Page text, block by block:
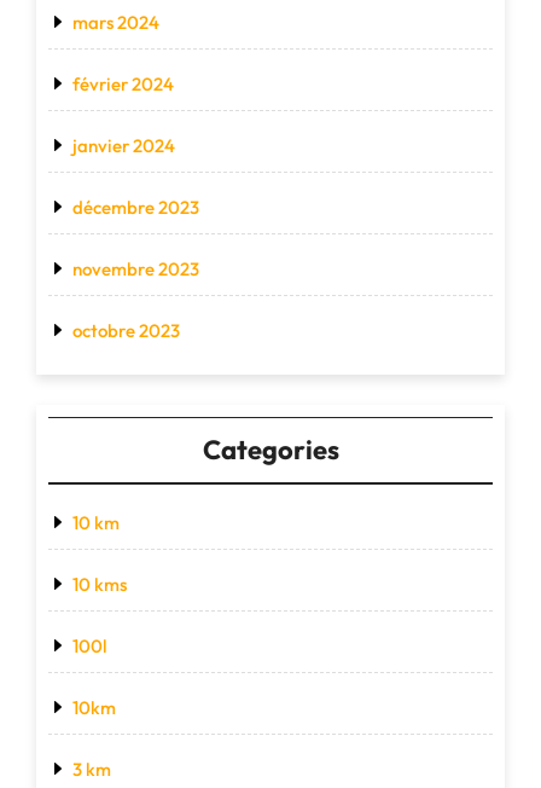
mars 2024
février 2024
janvier 2024
décembre 2023
novembre 2023
octobre 2023
Categories
10 km
10 kms
100l
10km
3 km